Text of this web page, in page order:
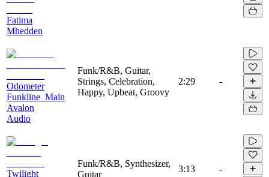
Fatima
Mhedden
Odometer
Funkline_Main
Avalon
Audio
Funk/R&B, Guitar,
Strings, Celebration,
Happy, Upbeat, Groovy
2:29 -
Twilight
Funk/R&B, Synthesizer,
Guitar
3:13 -